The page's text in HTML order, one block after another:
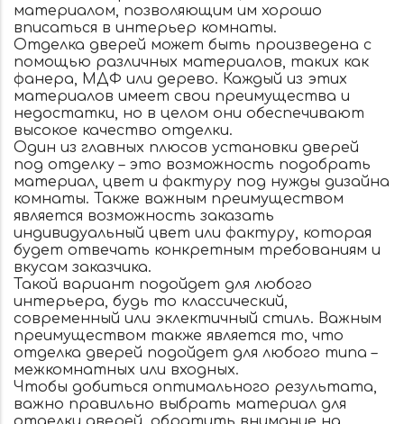
материалом, позволяющим им хорошо
вписаться в интерьер комнаты.
Отделка дверей может быть произведена с
помощью различных материалов, таких как
фанера, МДФ или дерево. Каждый из этих
материалов имеет свои преимущества и
недостатки, но в целом они обеспечивают
высокое качество отделки.
Один из главных плюсов установки дверей
под отделку – это возможность подобрать
материал, цвет и фактуру под нужды дизайна
комнаты. Также важным преимуществом
является возможность заказать
индивидуальный цвет или фактуру, которая
будет отвечать конкретным требованиям и
вкусам заказчика.
Такой вариант подойдет для любого
интерьера, будь то классический,
современный или эклектичный стиль. Важным
преимуществом также является то, что
отделка дверей подойдет для любого типа –
межкомнатных или входных.
Чтобы добиться оптимального результата,
важно правильно выбрать материал для